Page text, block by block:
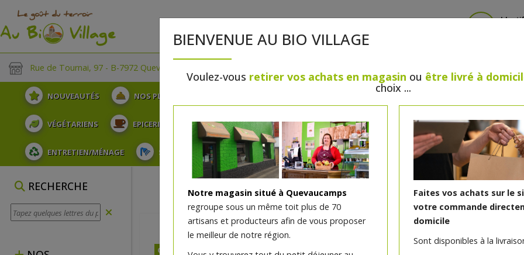
Rue de Tournai, 97 - B-7972 Quevaucamps
NOUVEAUTÉS NOS PLATEAUX
VÉGÉTARIENS EPICERIE PLATS TRAITEUR BOULANGERIE / PÂTISSERIE SANS GLUTEN, SANS
ENTRETIEN/MÉNAGE SOINS ET HYGIÈNE DU CORPS BEAUTÉ HUILES ESSENTIELLES MAISON
RECHERCHE
BIENVENUE AU BIO VILLAGE
Voulez-vous retirer vos achats en magasin ou être livré à
choix ...
Notre magasin situé à Quevaucamps
regroupe sous un même toit plus de 70
artisans et producteurs afin de vous proposer
le meilleur de notre région.
Faites vos achats sur le
votre commande
domicile
Sont disponibles à la
dès mercredi 12/08
Liquide de rinçage lave-